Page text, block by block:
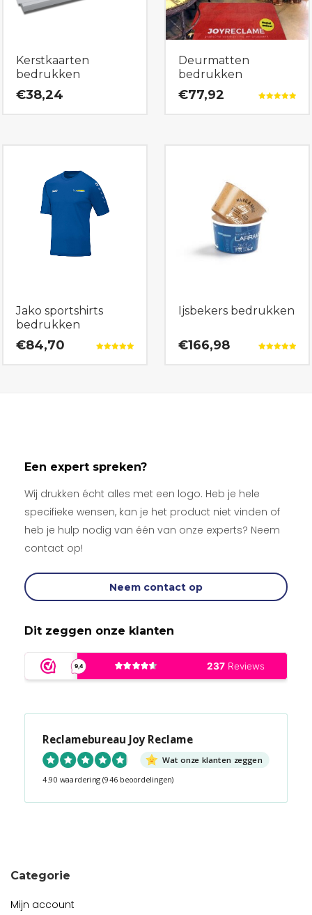
Kerstkaarten
bedrukken
€38,24
Deurmatten
bedrukken
€77,92
Jako sportshirts
bedrukken
€84,70
Ijsbekers bedrukken
€166,98
Een expert spreken?
Wij drukken écht alles met een logo. Heb je hele
specifieke wensen, kan je het product niet vinden of
heb je hulp nodig van één van onze experts? Neem
contact op!
Neem contact op
Dit zeggen onze klanten
Reclamebureau Joy Reclame
Wat onze klanten zeggen
4.90 waardering (946 beoordelingen)
Categorie
Mijn account